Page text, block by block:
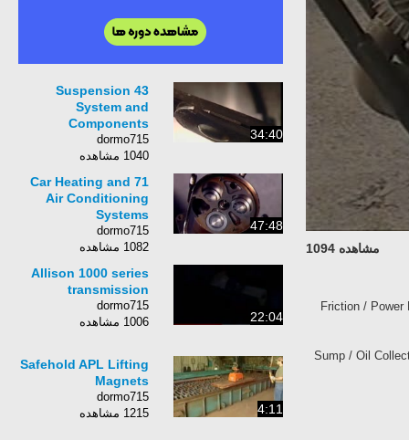
مشاهده 1094
Friction /
Sump / Oil
34:40
43 Suspension
System and
Components
dormo715
1040 مشاهده
47:48
71 Car Heating and
Air Conditioning
Systems
dormo715
1082 مشاهده
22:04
Allison 1000 series
transmission
dormo715
1006 مشاهده
4:11
Safehold APL Lifting
Magnets
dormo715
1215 مشاهده